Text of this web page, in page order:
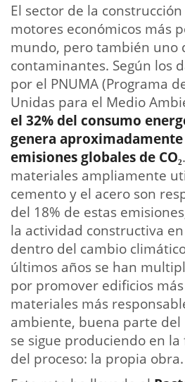
El sector de la
motores económicos más
mundo, pero también uno
contaminantes. Según los
por el PNUMA (Programa
Unidas para el Medio
el 32% del consumo
genera aproximadamente
emisiones globales de CO₂
materiales ampliamente
cemento y el acero son
del 18% de estas
la actividad constructiva
dentro del cambio
últimos años se han
por promover edificios
materiales más
ambiente, buena parte
se sigue produciendo en
del proceso: la propia obra.